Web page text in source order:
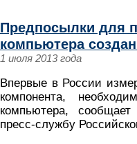
Предпосылки для
компьютера
1 июля 2013 года
Впервые в России
компонента,
компьютера,
пресс-службу